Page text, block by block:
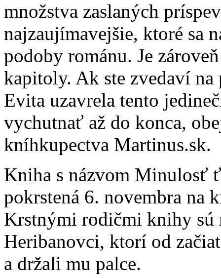
množstva zaslaných
najzaujímavejšie, ktoré sa
podoby románu. Je
kapitoly. Ak ste zvedaví
Evita uzavrela tento
vychutnať až do konca,
kníhkupectva Martinus.sk.
Kniha s názvom Minulosť
pokrstená 6. novembra
Krstnými rodičmi knihy sú
Heribanovci, ktorí od
a držali mu palce.